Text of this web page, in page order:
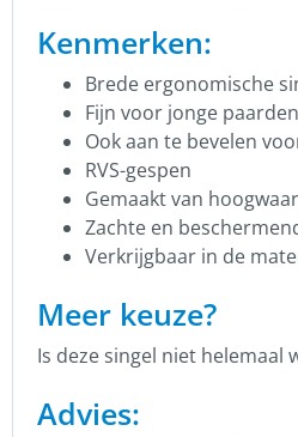
Kenmerken:
Brede ergonomische
Fijn voor jonge
Ook aan te bevelen
RVS-gespen
Gemaakt van
Zachte en
Verkrijgbaar in de
Meer keuze?
Is deze singel niet helemaal
Advies: